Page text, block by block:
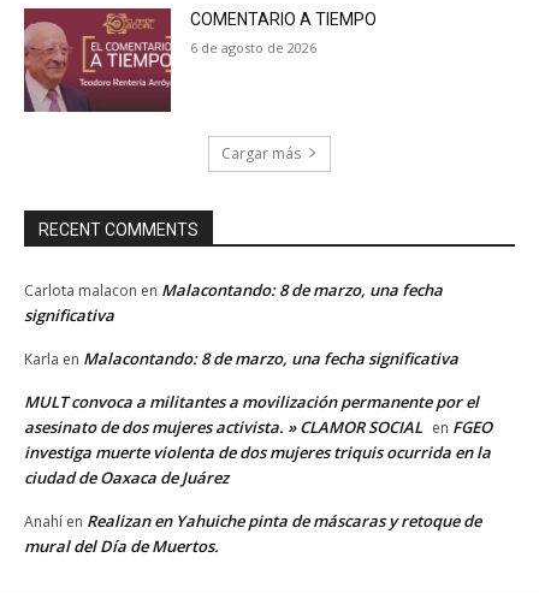
COMENTARIO A TIEMPO
6 de agosto de 2026
Cargar más
RECENT COMMENTS
Carlota malacon en Malacontando: 8 de marzo, una fecha
significativa
Karla en Malacontando: 8 de marzo, una fecha significativa
MULT convoca a militantes a movilización permanente por el
asesinato de dos mujeres activista. » CLAMOR SOCIAL en FGEO
investiga muerte violenta de dos mujeres triquis ocurrida en la
ciudad de Oaxaca de Juárez
Anahí en Realizan en Yahuiche pinta de máscaras y retoque de
mural del Día de Muertos.